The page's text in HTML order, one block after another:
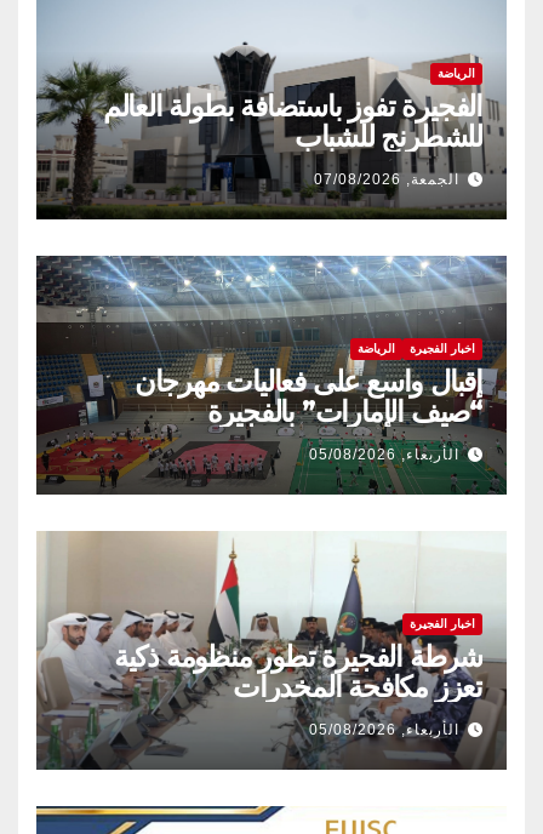
الرياضة
الفجيرة تفوز باستضافة بطولة العالم
للشطرنج للشباب
الجمعة, 07/08/2026
اخبار الفجيرة الرياضة
إقبال واسع على فعاليات مهرجان
“صيف الإمارات” بالفجيرة
الأربعاء, 05/08/2026
اخبار الفجيرة
شرطة الفجيرة تطور منظومة ذكية
تعزز مكافحة المخدرات
الأربعاء, 05/08/2026